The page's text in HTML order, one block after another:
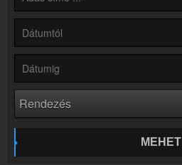
Rádió beágyazás
Ágyazd be weboldaladba
Online rádió készítés
Készítés lépésről lépésre
MEHET